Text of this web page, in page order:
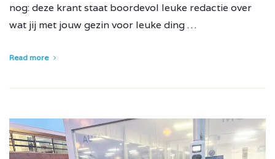
nog: deze krant staat boordevol leuke redactie over
wat jij met jouw gezin voor leuke ding …
Read more